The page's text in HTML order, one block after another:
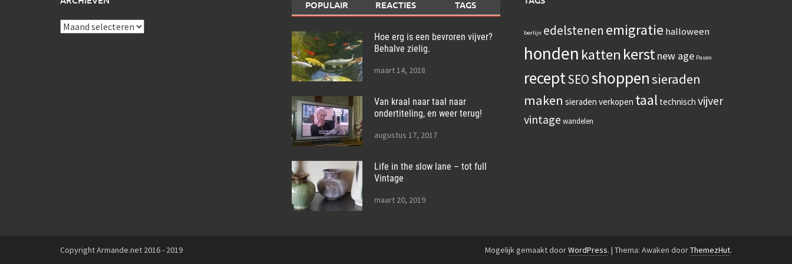
Archieven
POPULAIR REACTIES TAGS
Hoe erg is een bevroren vijver?
Behalve zielig.
maart 14, 2018
Van kraal naar taal naar
ondertiteling, en weer terug!
augustus 17, 2017
Life in the slow lane – tot full
Vintage
maart 20, 2019
berlijn edelstenen emigratie halloween
honden katten kerstnew age Pasen
receptSEOshoppensieraden
maken sieraden verkopen taal technisch vijver
vintage wandelen
Copyright Armande.net 2016 - 2019 Mogelijk gemaakt doorWordPress. | Thema: Awaken doorThemezHut.